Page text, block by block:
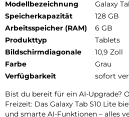
Modellbezeichnung
Galaxy
Speicherkapazität
128 GB
Arbeitsspeicher (RAM)
6 GB
Produkttyp
Tablets
Bildschirmdiagonale
10,9 Zoll
Farbe
Grau
Verfügbarkeit
sofort
Bist du bereit für ein AI-Upgrade?
Freizeit: Das Galaxy Tab S10 Lite
und smarte AI-Funktionen – alles